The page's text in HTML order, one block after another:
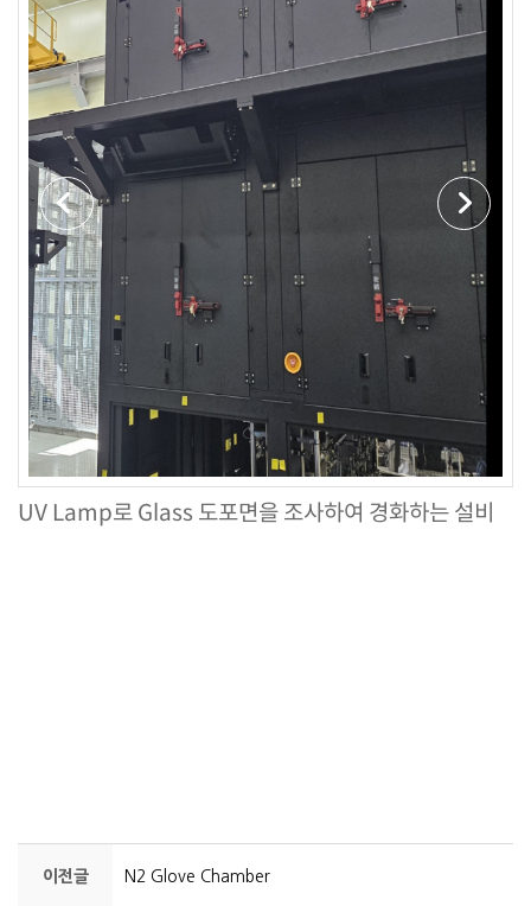
Previous Next
UV Lamp로 Glass 도포면을 조사하여 경화하는 설비
이전글 N2 Glove Chamber